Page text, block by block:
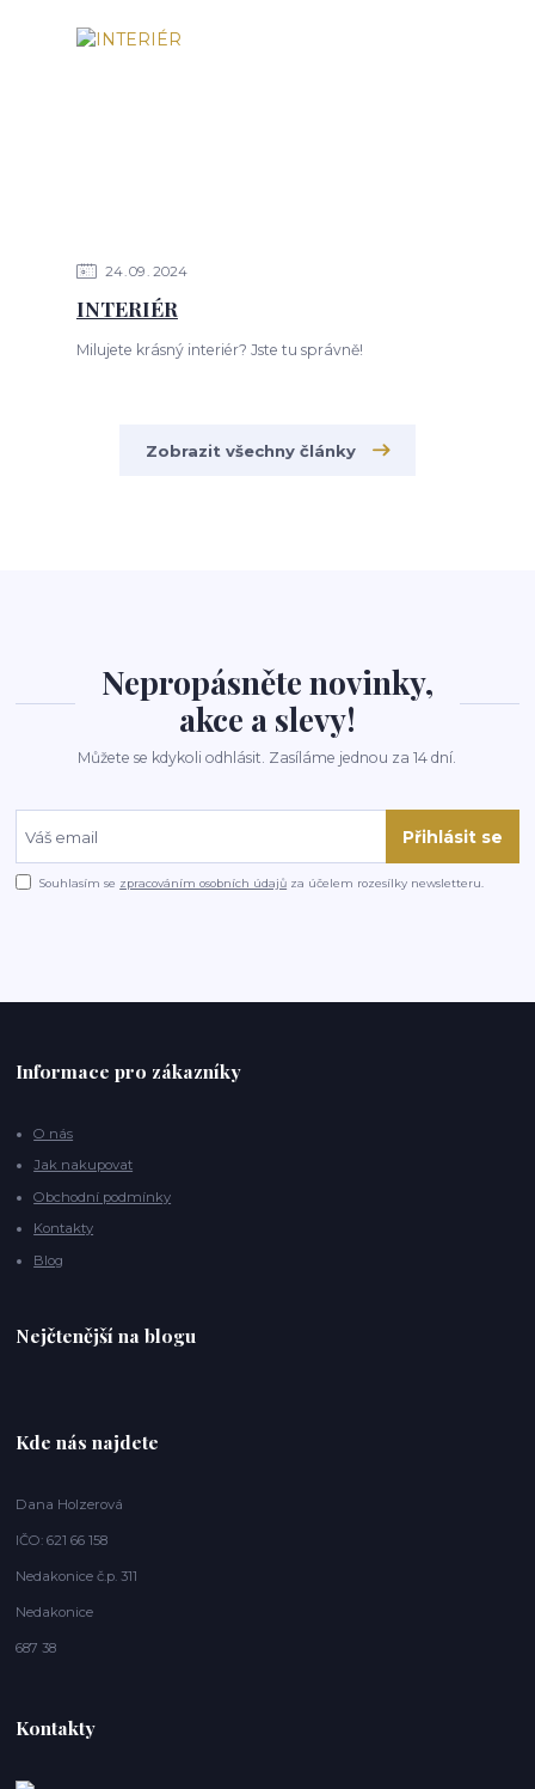
24 09 2024
INTERIÉR
Milujete krásný interiér? Jste tu správně!
Zobrazit všechny články
Nepropásněte novinky,
akce a slevy!
Můžete se kdykoli odhlásit. Zasíláme jednou za 14 dní.
Přihlásit se
Souhlasím se zpracováním osobních údajů za účelem rozesílky newsletteru.
Informace pro zákazníky
O nás
Jak nakupovat
Obchodní podmínky
Kontakty
Blog
Nejčtenější na blogu
Kde nás najdete
Dana Holzerová
IČO: 621 66 158
Nedakonice č.p. 311
Nedakonice
687 38
Kontakty